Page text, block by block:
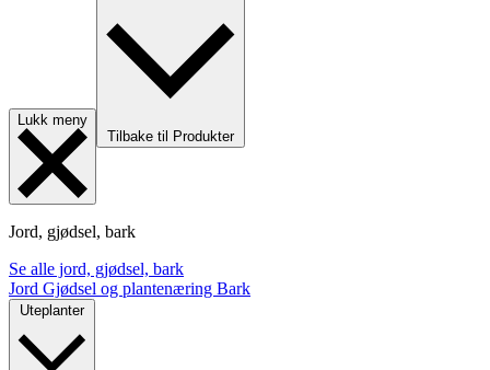
Lukk meny
Tilbake til Produkter
Jord, gjødsel, bark
Se alle jord, gjødsel, bark
Jord Gjødsel og plantenæring Bark
Uteplanter